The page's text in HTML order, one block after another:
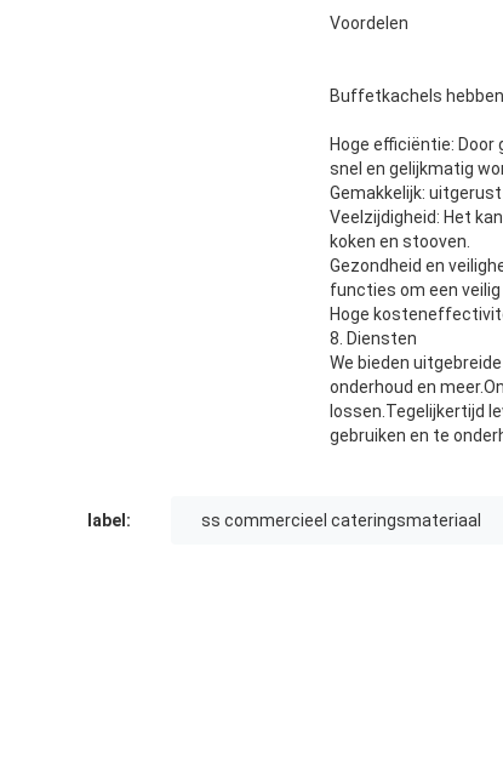
Voordelen
Buffetkachels
Hoge efficiëntie:
snel en gelijkmatig
Gemakkelijk:
Veelzijdigheid: Het
koken en stooven.
Gezondheid en
functies om een
Hoge
8. Diensten
We bieden
onderhoud en
lossen.Tegelijkertijd
gebruiken en te
label: ss commercieel cateringsmateriaal